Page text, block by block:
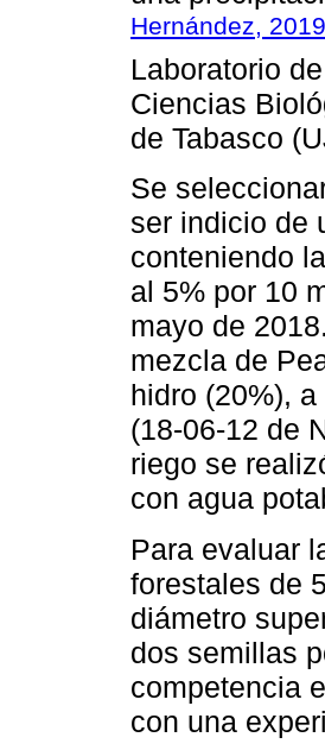
Hernández, 2019
Laboratorio
Ciencias
de Tabasco
Se
ser indicio de
conteniendo
al 5% por 10
mayo de
mezcla de
hidro (20%),
(18-06-12 de
riego se
con agua
Para evaluar
forestales de
diámetro
dos semillas
competencia
con una